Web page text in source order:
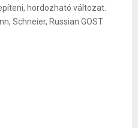
hordozható változat.
Schneier, Russian GOST